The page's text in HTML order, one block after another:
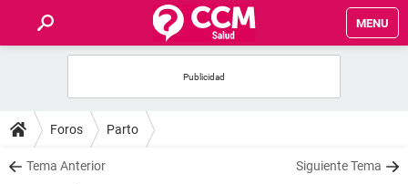
MENU
FOROS
SALUD
Foros Parto
Tema Anterior Siguiente Tema